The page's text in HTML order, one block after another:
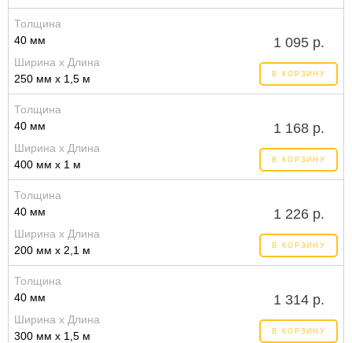
Толщина
40 мм
Ширина x Длина
250 мм x 1,5 м
1 095 р.
В КОРЗИНУ
Толщина
40 мм
Ширина x Длина
400 мм x 1 м
1 168 р.
В КОРЗИНУ
Толщина
40 мм
Ширина x Длина
200 мм x 2,1 м
1 226 р.
В КОРЗИНУ
Толщина
40 мм
Ширина x Длина
300 мм x 1,5 м
1 314 р.
В КОРЗИНУ